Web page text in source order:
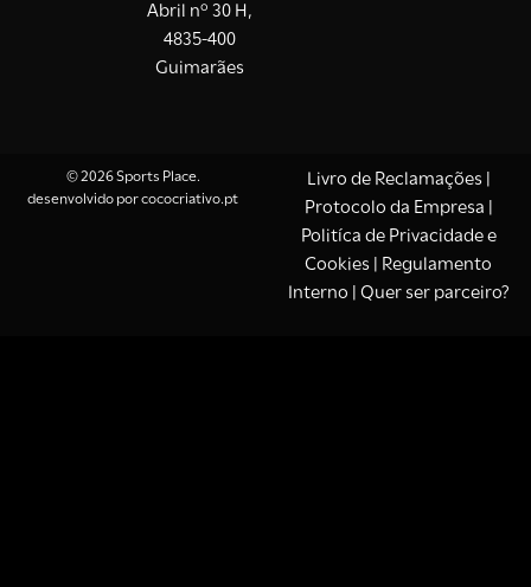
Abril nº 30 H,
4835-400
Guimarães
© 2026 Sports Place.
desenvolvido porcococriativo.pt
Livro de Reclamações
Protocolo da Empresa
Politíca de Privacidade e
Cookies | Regulamento
Interno | Quer ser parceiro?